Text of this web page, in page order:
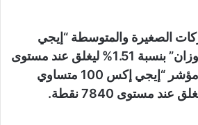
الصغيرة والمتوسطة “إيجي
إكس 70 متساوي الأوزان” بنسبة 1.51% ليغلق عند مستوى
5384 نقطة، وصعد مؤشر “إيجي إكس 100 متساوي